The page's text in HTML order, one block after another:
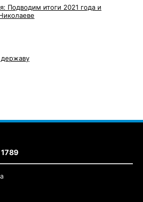
Подводим итоги 2021 года и